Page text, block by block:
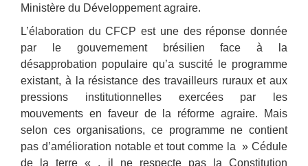
Ministère du Développement agraire.
L’élaboration du CFCP est une des réponse donnée
par le gouvernement brésilien face à la
désapprobation populaire qu’a suscité le programme
existant, à la résistance des travailleurs ruraux et aux
pressions institutionnelles exercées par les
mouvements en faveur de la réforme agraire. Mais
selon ces organisations, ce programme ne contient
pas d’amélioration notable et tout comme la » Cédule
de la terre « , il ne respecte pas la Constitution